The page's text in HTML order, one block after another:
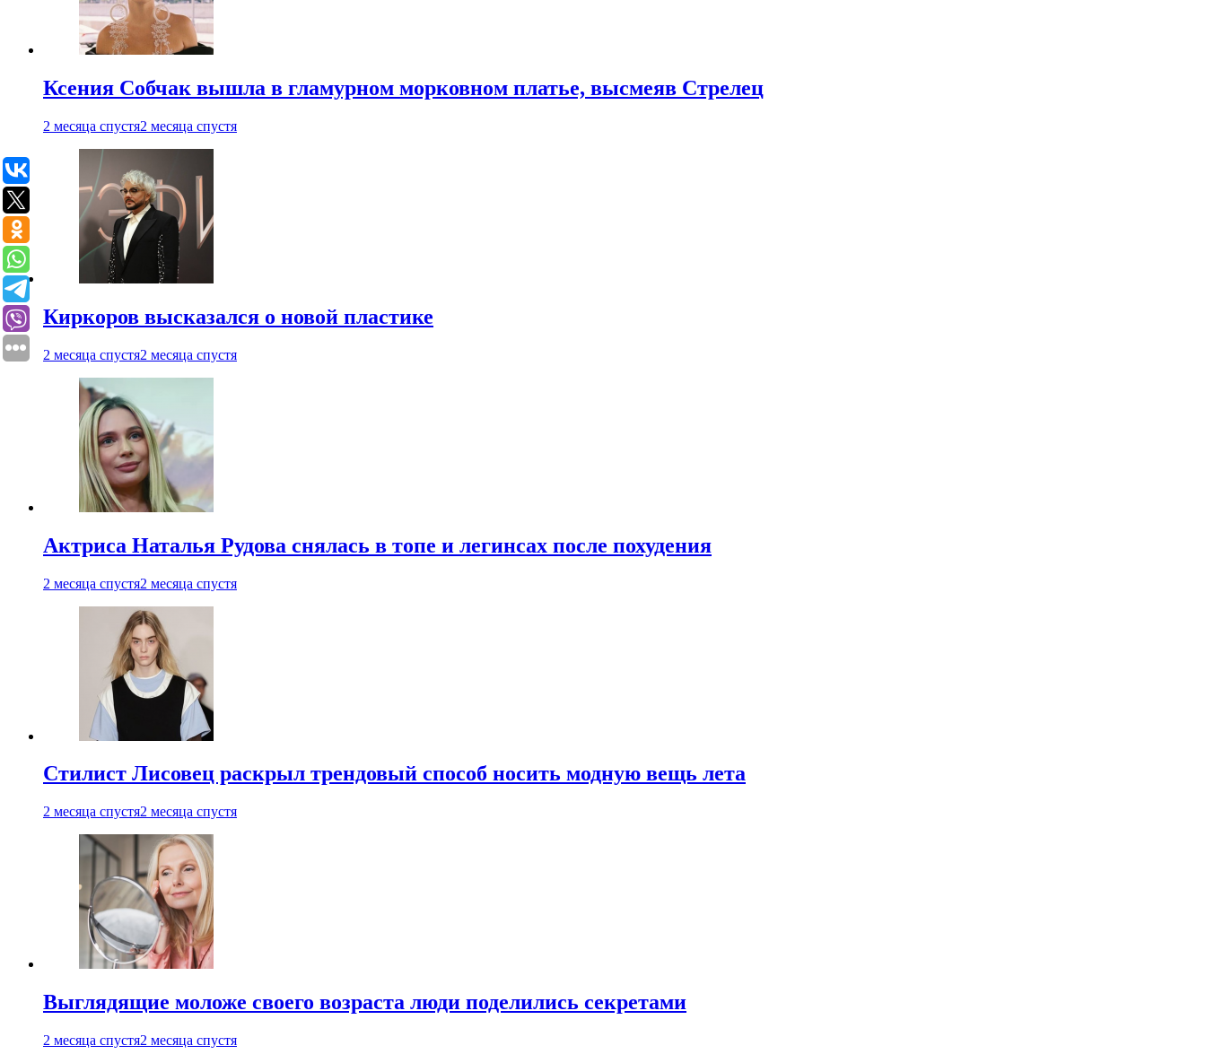
Ксения Собчак вышла в гламурном морковном платье, высмеяв Стрелец
2 месяца спустя2 месяца спустя
Киркоров высказался о новой пластике
2 месяца спустя2 месяца спустя
Актриса Наталья Рудова снялась в топе и легинсах после похудения
2 месяца спустя2 месяца спустя
Стилист Лисовец раскрыл трендовый способ носить модную вещь лета
2 месяца спустя2 месяца спустя
Выглядящие моложе своего возраста люди поделились секретами
2 месяца спустя2 месяца спустя